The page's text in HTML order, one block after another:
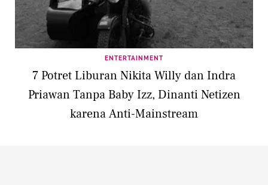
ENTERTAINMENT
7 Potret Liburan Nikita Willy dan Indra
Priawan Tanpa Baby Izz, Dinanti Netizen
karena Anti-Mainstream